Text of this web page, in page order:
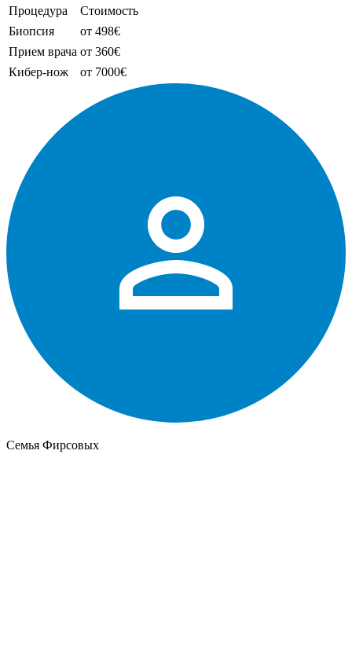
Процедура
Стоимость
Биопсия
от 498€
Прием врача от 360€
Кибер-нож
от 7000€
Семья Фирсовых